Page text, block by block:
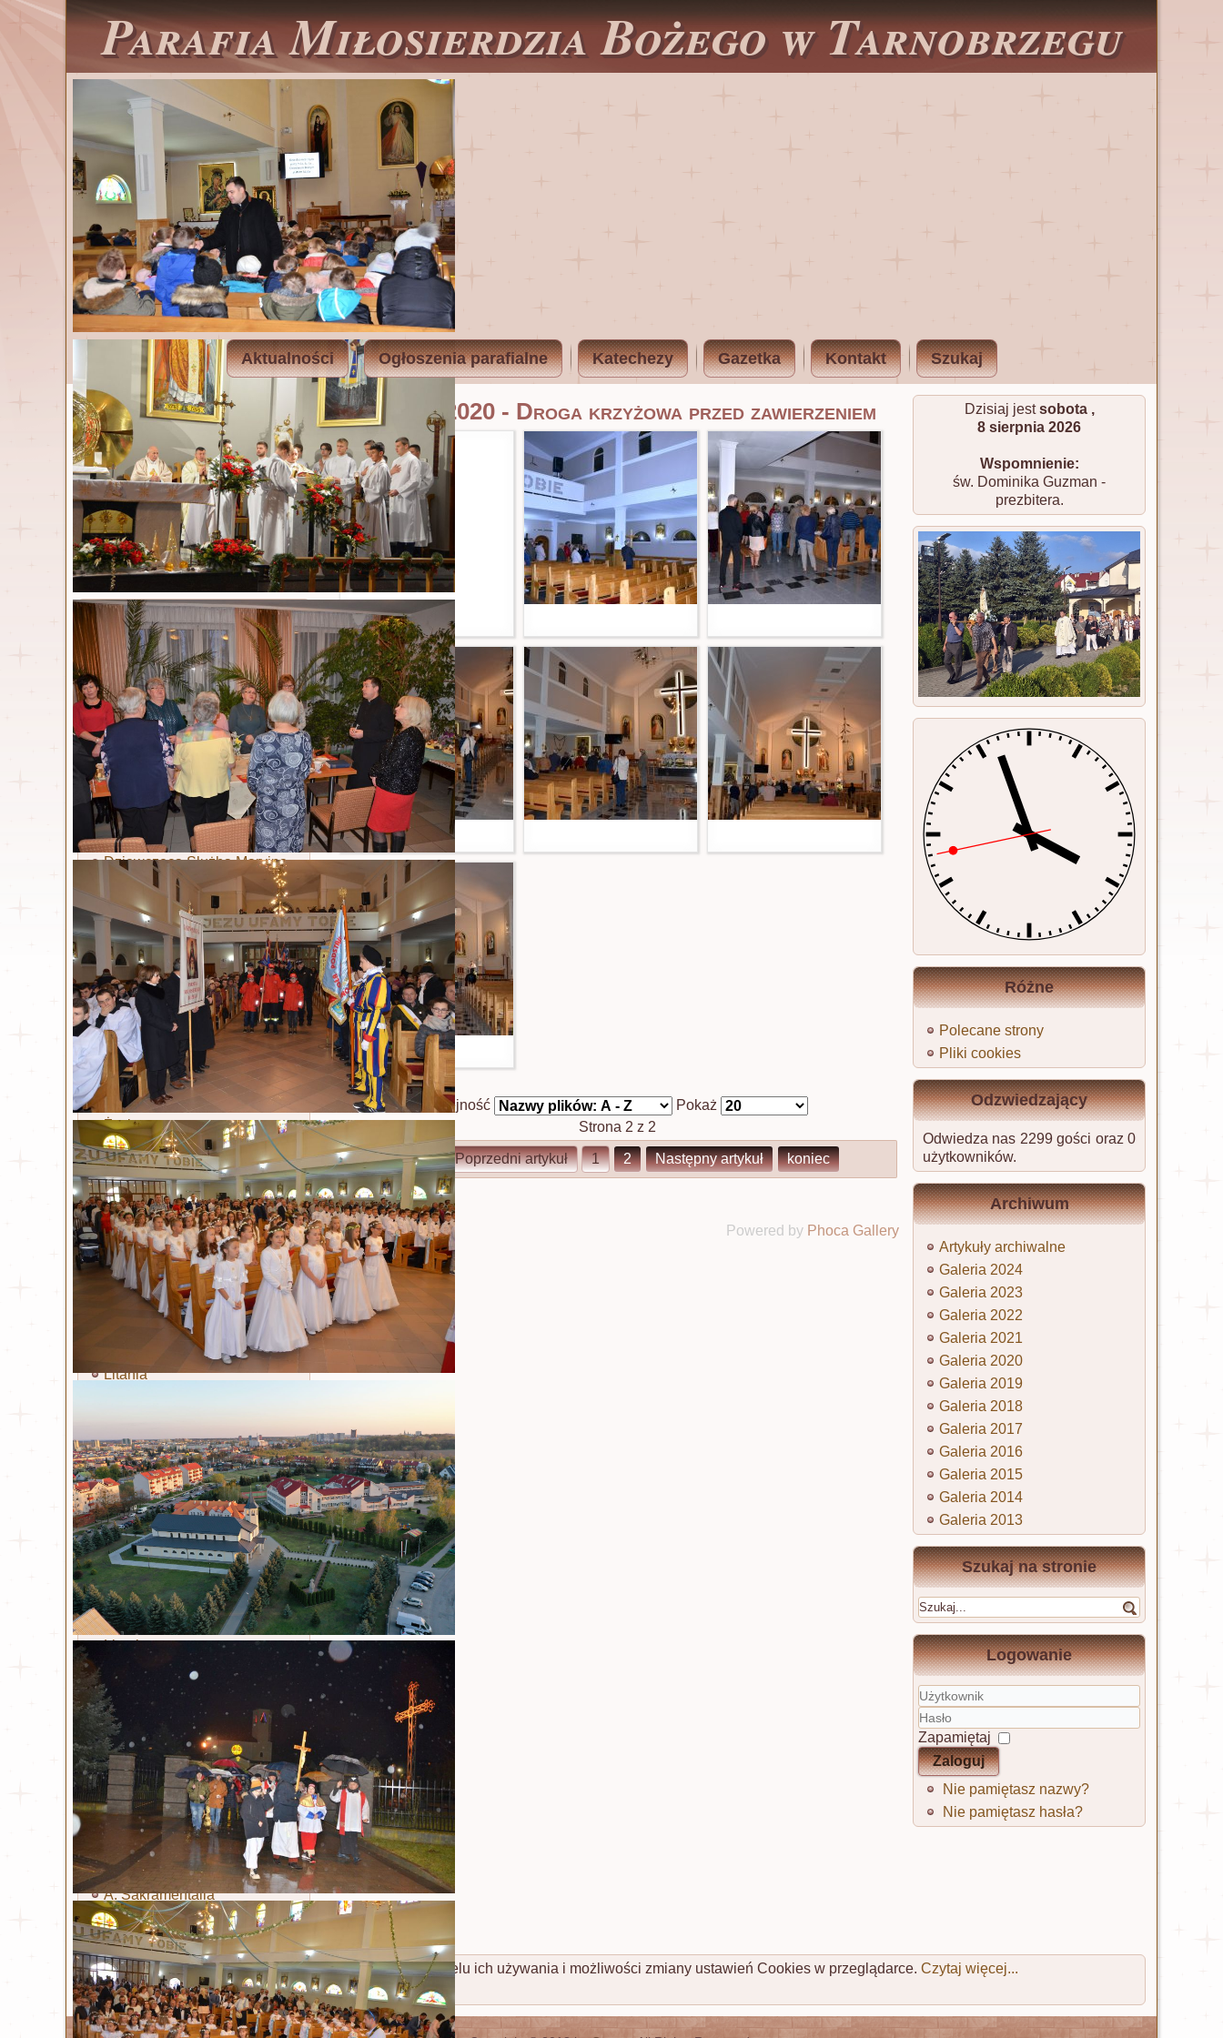
Parafia Miłosierdzia Bożego w Tarnobrzegu
Aktualności Ogłoszenia parafialne Katechezy Gazetka Kontakt Szukaj
Parafia
Msze św. i nabożeństwa
Duszpasterze
Kancelaria
Historia
Parafia w statystyce
Nasz kościół
Dokumenty
Standardy ochrony małoletnich
Zespół ds. prewencji
Osoby włączone w
duszpasterstwo
Wspólnoty parafialne
Ruch Światło - Oaza
Liturgiczna Służba Ołtarza
Dziewczęca Służba Maryjna
Żywy Różaniec
Akcja Katolicka
Wspólnota dla Intronizacji
NSPJ
Stowarzyszenie Krwi
Chrystusa
Legion Maryi
Koła koronkowe
Św. Siostra Faustyna
Życiorys
Dzienniczek
Litania
Nowenna
Odpust zupełny
Miłosierdzie Boże
Kult Miłosierdzia Bożego
Obraz Jezusa Miłosiernego
Litania
Święty Jan Paweł II
Życiorys
Modlitwa i Litania
Wiersze
Bł. ks. Michał Sopoćko
Życiorys
Litania
Sakramenty i obrzędy
Chrzest
Eucharystia
Bierzmowanie
Kapłaństwo
Małżeństwo
Namaszczenie chorych
Pokuta
A. Sakramentalia
B. Sakramentalia
Galeria 2020 - Droga krzyżowa przed zawierzeniem
Kolejność
Pokaż
Strona 2 z 2
start Poprzedni artykuł 1 2 Następny artykuł koniec
Powered by Phoca Gallery
Dzisiaj jestsobota ,
8 sierpnia 2026
Wspomnienie:
św. Dominika Guzman -
prezbitera.
Różne
Polecane strony
Pliki cookies
Odzwiedzający
Odwiedza nas 2299 gości oraz 0
użytkowników.
Archiwum
Artykuły archiwalne
Galeria 2024
Galeria 2023
Galeria 2022
Galeria 2021
Galeria 2020
Galeria 2019
Galeria 2018
Galeria 2017
Galeria 2016
Galeria 2015
Galeria 2014
Galeria 2013
Szukaj na stronie
Logowanie
Użytkownik
Hasło
Zapamiętaj
Zaloguj
Nie pamiętasz nazwy?
Nie pamiętasz hasła?
Ta strona używa plików Cookies. Dowiedz się więcej o celu ich używania i możliwości zmiany ustawień Cookies w przeglądarce. Czytaj więcej...